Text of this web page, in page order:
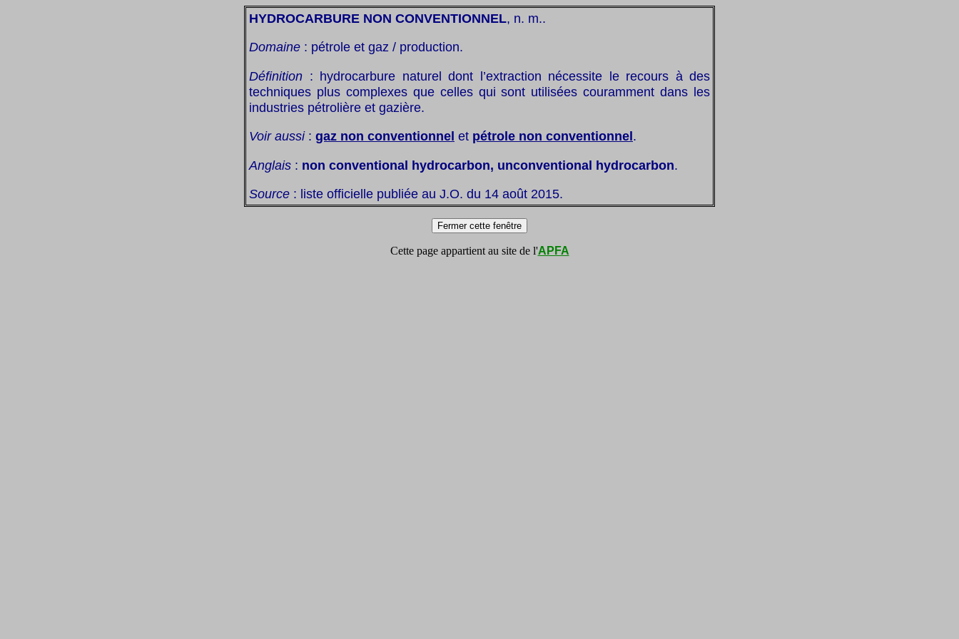
HYDROCARBURE NON CONVENTIONNEL, n. m..
Domaine : pétrole et gaz / production.
Définition : hydrocarbure naturel dont l’extraction nécessite le recours à des
techniques plus complexes que celles qui sont utilisées couramment dans les
industries pétrolière et gazière.
Voir aussi: gaz non conventionnel et pétrole non conventionnel.
Anglais : non conventional hydrocarbon, unconventional hydrocarbon.
Source : liste officielle publiée au J.O. du 14 août 2015.
Cette page appartient au site de l'APFA